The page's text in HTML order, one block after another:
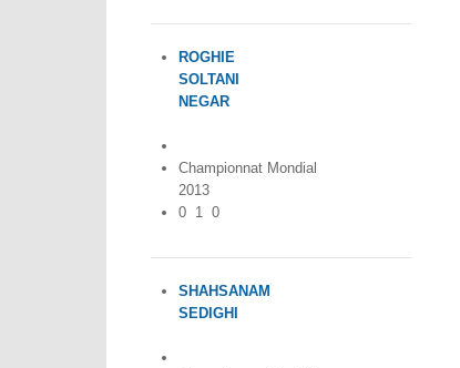
ROGHIE
SOLTANI
NEGAR
Championnat Mondial
2013
0 1 0
SHAHSANAM
SEDIGHI